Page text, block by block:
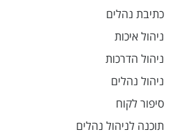
כתיבת נהלים
ניהול איכות
ניהול הדרכות
ניהול נהלים
סיפור לקוח
תוכנה לניהול נהלים